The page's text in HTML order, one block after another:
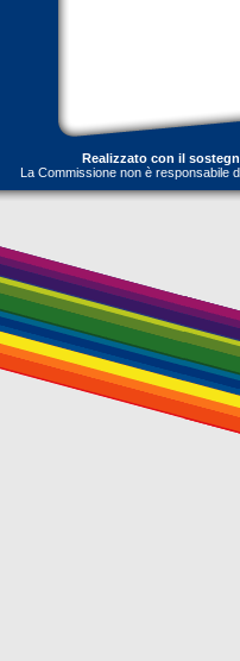
Realizzato con il
La Commissione non è responsabile